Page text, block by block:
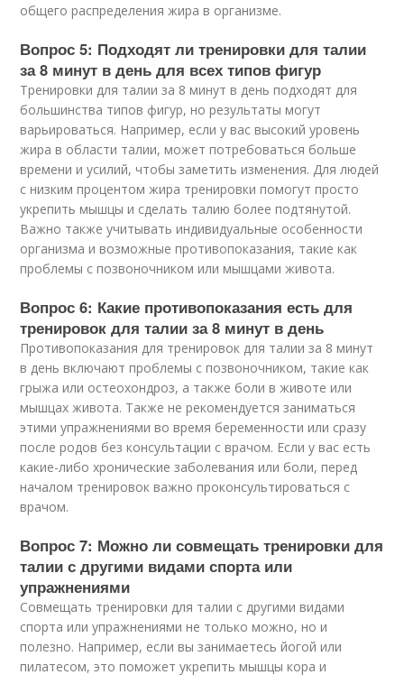
общего распределения жира в организме.
Вопрос 5: Подходят ли тренировки для талии
за 8 минут в день для всех типов фигур
Тренировки для талии за 8 минут в день подходят для
большинства типов фигур, но результаты могут
варьироваться. Например, если у вас высокий уровень
жира в области талии, может потребоваться больше
времени и усилий, чтобы заметить изменения. Для людей
с низким процентом жира тренировки помогут просто
укрепить мышцы и сделать талию более подтянутой.
Важно также учитывать индивидуальные особенности
организма и возможные противопоказания, такие как
проблемы с позвоночником или мышцами живота.
Вопрос 6: Какие противопоказания есть для
тренировок для талии за 8 минут в день
Противопоказания для тренировок для талии за 8 минут
в день включают проблемы с позвоночником, такие как
грыжа или остеохондроз, а также боли в животе или
мышцах живота. Также не рекомендуется заниматься
этими упражнениями во время беременности или сразу
после родов без консультации с врачом. Если у вас есть
какие-либо хронические заболевания или боли, перед
началом тренировок важно проконсультироваться с
врачом.
Вопрос 7: Можно ли совмещать тренировки для
талии с другими видами спорта или
упражнениями
Совмещать тренировки для талии с другими видами
спорта или упражнениями не только можно, но и
полезно. Например, если вы занимаетесь йогой или
пилатесом, это поможет укрепить мышцы кора и